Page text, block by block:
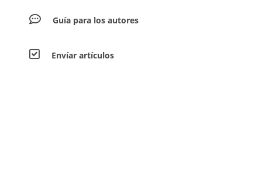
Guía para los autores
Envíar artículos